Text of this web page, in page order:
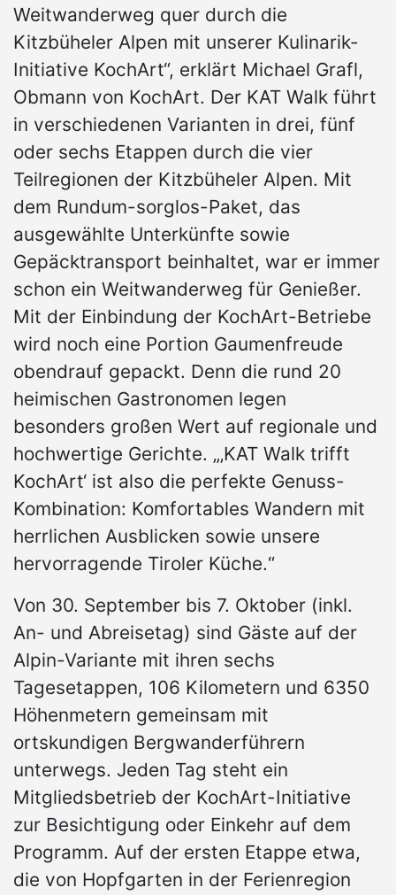
Weitwanderweg quer durch die
Kitzbüheler Alpen mit unserer Kulinarik-
Initiative KochArt“, erklärt Michael Grafl,
Obmann von KochArt. Der KAT Walk führt
in verschiedenen Varianten in drei, fünf
oder sechs Etappen durch die vier
Teilregionen der Kitzbüheler Alpen. Mit
dem Rundum-sorglos-Paket, das
ausgewählte Unterkünfte sowie
Gepäcktransport beinhaltet, war er immer
schon ein Weitwanderweg für Genießer.
Mit der Einbindung der KochArt-Betriebe
wird noch eine Portion Gaumenfreude
obendrauf gepackt. Denn die rund 20
heimischen Gastronomen legen
besonders großen Wert auf regionale und
hochwertige Gerichte. „‚KAT Walk trifft
KochArt‘ ist also die perfekte Genuss-
Kombination: Komfortables Wandern mit
herrlichen Ausblicken sowie unsere
hervorragende Tiroler Küche.“
Von 30. September bis 7. Oktober (inkl.
An- und Abreisetag) sind Gäste auf der
Alpin-Variante mit ihren sechs
Tagesetappen, 106 Kilometern und 6350
Höhenmetern gemeinsam mit
ortskundigen Bergwanderführern
unterwegs. Jeden Tag steht ein
Mitgliedsbetrieb der KochArt-Initiative
zur Besichtigung oder Einkehr auf dem
Programm. Auf der ersten Etappe etwa,
die von Hopfgarten in der Ferienregion